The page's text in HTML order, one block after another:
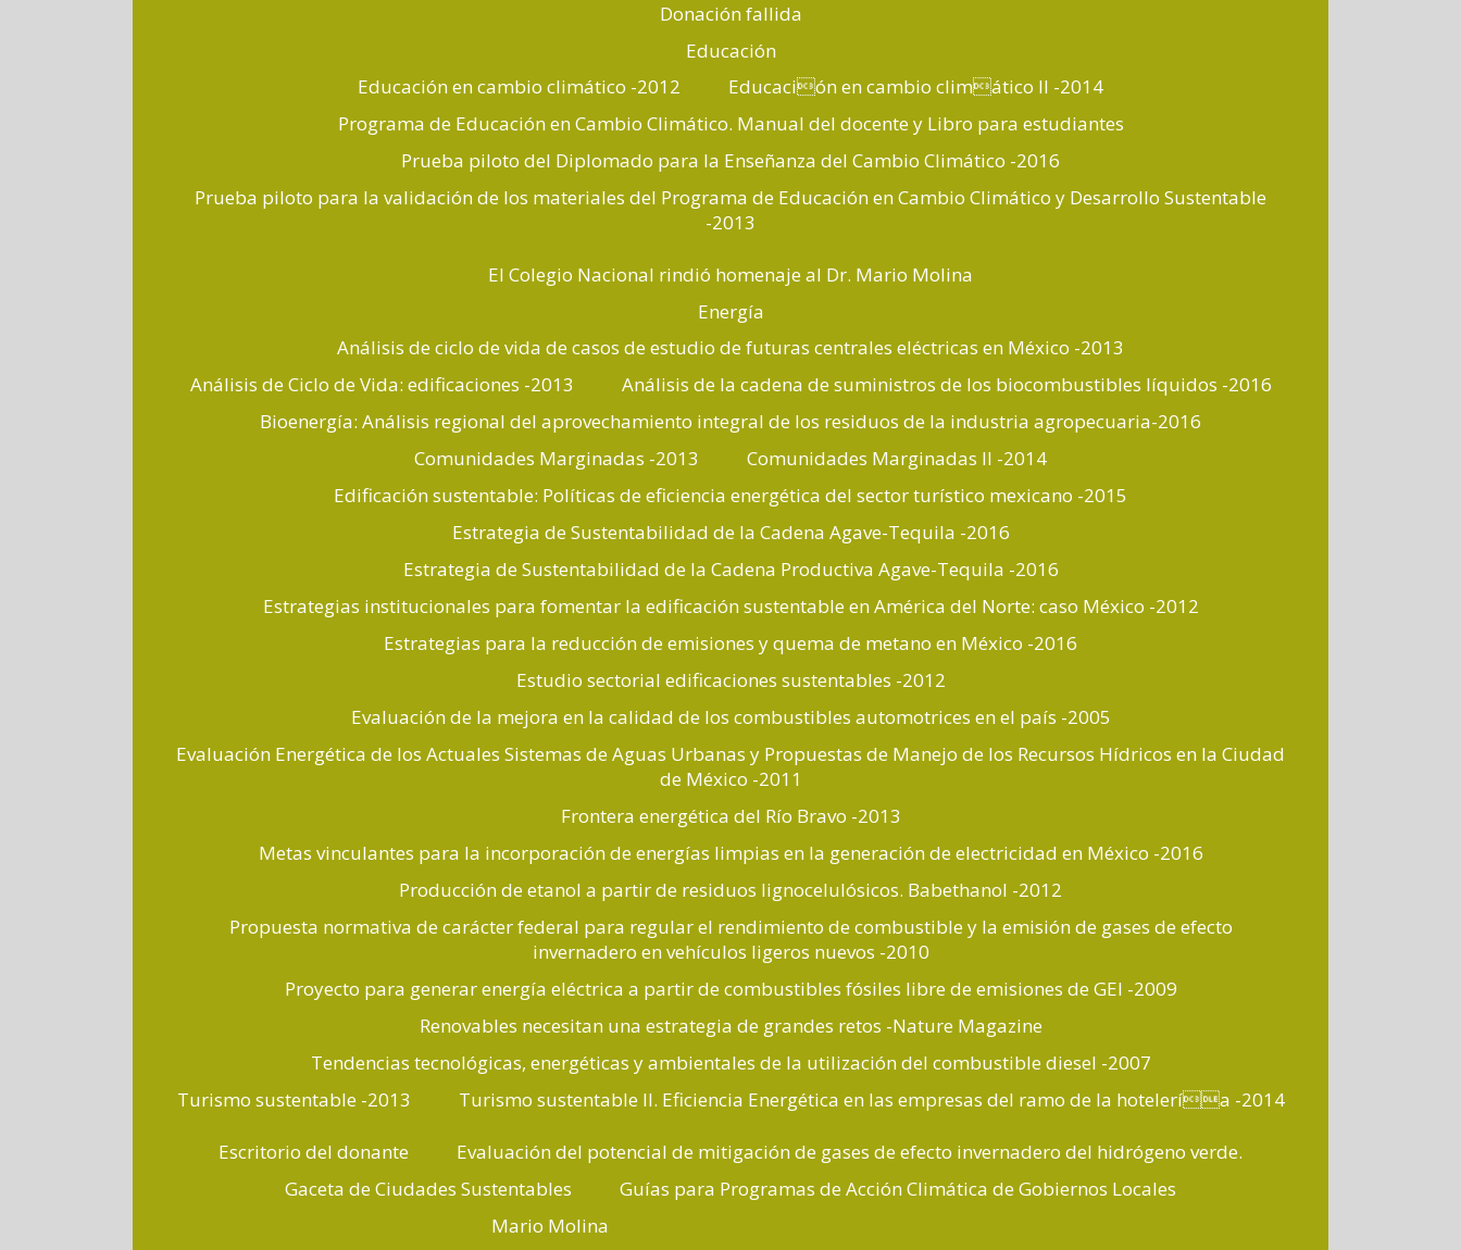
Donación fallida
Educación
Educación en cambio climático -2012
Educación en cambio climático II -2014
Programa de Educación en Cambio Climático. Manual del docente y Libro para estudiantes
Prueba piloto del Diplomado para la Enseñanza del Cambio Climático -2016
Prueba piloto para la validación de los materiales del Programa de Educación en Cambio Climático y Desarrollo Sustentable
-2013
El Colegio Nacional rindió homenaje al Dr. Mario Molina
Energía
Análisis de ciclo de vida de casos de estudio de futuras centrales eléctricas en México -2013
Análisis de Ciclo de Vida: edificaciones -2013
Análisis de la cadena de suministros de los biocombustibles líquidos -2016
Bioenergía: Análisis regional del aprovechamiento integral de los residuos de la industria agropecuaria-2016
Comunidades Marginadas -2013
Comunidades Marginadas II -2014
Edificación sustentable: Políticas de eficiencia energética del sector turístico mexicano -2015
Estrategia de Sustentabilidad de la Cadena Agave-Tequila -2016
Estrategia de Sustentabilidad de la Cadena Productiva Agave-Tequila -2016
Estrategias institucionales para fomentar la edificación sustentable en América del Norte: caso México -2012
Estrategias para la reducción de emisiones y quema de metano en México -2016
Estudio sectorial edificaciones sustentables -2012
Evaluación de la mejora en la calidad de los combustibles automotrices en el país -2005
Evaluación Energética de los Actuales Sistemas de Aguas Urbanas y Propuestas de Manejo de los Recursos Hídricos en la Ciudad
de México -2011
Frontera energética del Río Bravo -2013
Metas vinculantes para la incorporación de energías limpias en la generación de electricidad en México -2016
Producción de etanol a partir de residuos lignocelulósicos. Babethanol -2012
Propuesta normativa de carácter federal para regular el rendimiento de combustible y la emisión de gases de efecto
invernadero en vehículos ligeros nuevos -2010
Proyecto para generar energía eléctrica a partir de combustibles fósiles libre de emisiones de GEI -2009
Renovables necesitan una estrategia de grandes retos -Nature Magazine
Tendencias tecnológicas, energéticas y ambientales de la utilización del combustible diesel -2007
Turismo sustentable -2013
Turismo sustentable II. Eficiencia Energética en las empresas del ramo de la hotelería -2014
Escritorio del donante
Evaluación del potencial de mitigación de gases de efecto invernadero del hidrógeno verde.
Gaceta de Ciudades Sustentables
Guías para Programas de Acción Climática de Gobiernos Locales
Mario Molina